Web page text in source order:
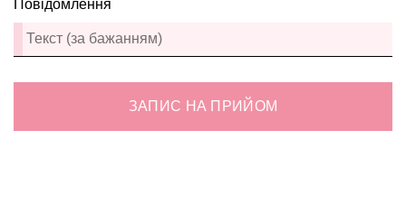
Повідомлення
ЗАПИС НА ПРИЙОМ